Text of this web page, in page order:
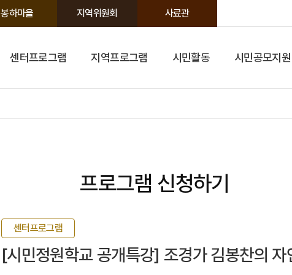
봉하마을 지역위원회 사료관
센터프로그램 지역프로그램 시민활동 시민공모지원
프로그램 신청하기
센터프로그램
[시민정원학교 공개특강] 조경가 김봉찬의 자